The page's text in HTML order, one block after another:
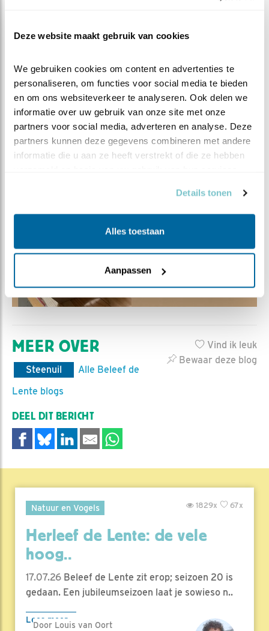
Deze website maakt gebruik van cookies
We gebruiken cookies om content en advertenties te
personaliseren, om functies voor social media te bieden
en om ons websiteverkeer te analyseren. Ook delen we
informatie over uw gebruik van onze site met onze
partners voor social media, adverteren en analyse. Deze
partners kunnen deze gegevens combineren met andere
informatie die u aan ze heeft verstrekt of die ze hebben
Details tonen
Alles toestaan
Aanpassen
er beeld is, er is hard achter de schermen gewerkt om
Vind ik leuk
Bewaar deze blog
MEER OVER
Steenuil
Alle Beleef de
Lente blogs
DEEL DIT BERICHT
Natuur en Vogels 67x
1829x
Herleef de Lente: de vele
hoog..
17.07.26 Beleef de Lente zit erop; seizoen 20 is
gedaan. Een jubileumseizoen laat je sowieso n..
Lees meer
Door Louis van Oort